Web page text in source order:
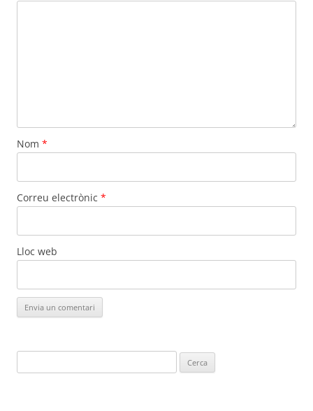
Nom *
Correu electrònic *
Lloc web